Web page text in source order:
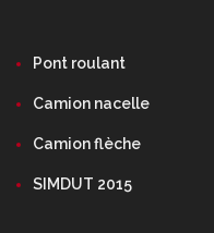
Pont roulant
Camion nacelle
Camion flèche
SIMDUT 2015